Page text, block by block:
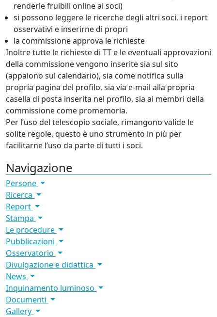
renderle fruibili online ai soci)
si possono leggere le ricerche degli altri soci, i report
osservativi e inserirne di propri
la commissione approva le richieste
Inoltre tutte le richieste di TT e le eventuali approvazioni
della commissione vengono inserite sia sul sito
(appaiono sul calendario), sia come notifica sulla
propria pagina del profilo, sia via e-mail alla propria
casella di posta inserita nel profilo, sia ai membri della
commissione come promemoria.
Per l’uso del telescopio sociale, rimangono valide le
solite regole, questo è uno strumento in più per
facilitarne l’uso da parte di tutti i soci.
Navigazione
Persone
Ricerca
Report
Stampa
Le procedure
Pubblicazioni
Osservatorio
Divulgazione e didattica
News
Inquinamento luminoso
Documenti
Gallery